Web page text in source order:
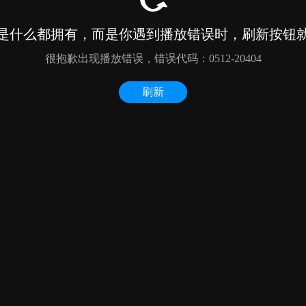
什么都拥有，而是你遇到播放错误时，刷新按钮
很抱歉出现播放错误，错误代码：0512-20404
刷新